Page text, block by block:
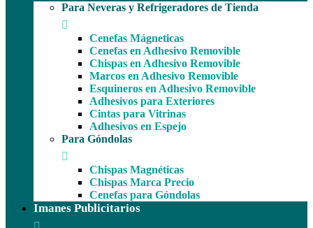
Para Neveras y Refrigeradores de Tienda
Cenefas Mágneticas
Cenefas en Adhesivo Removible
Chispas en Adhesivo Removible
Marcos en Adhesivo Removible
Esquineros en Adhesivo Removible
Adhesivos para Exteriores
Cintas para Vitrinas
Adhesivos en Espejo
Para Góndolas
Chispas Magnéticas
Chispas Marca Precio
Cenefas para Góndolas
Imanes Publicitarios